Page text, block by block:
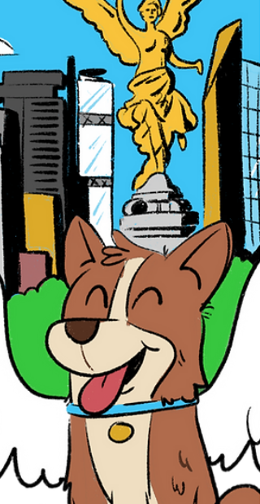
cuidar su salud nunca fue tan cómodo.